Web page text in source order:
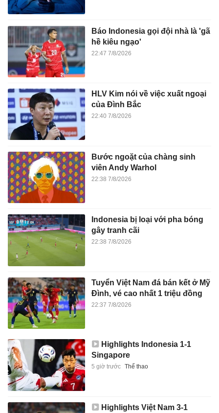
Báo Indonesia gọi đội nhà là 'gã
hề kiêu ngạo'
22:47 7/8/2026
HLV Kim nói về việc xuất ngoại
của Đình Bắc
22:40 7/8/2026
Bước ngoặt của chàng sinh
viên Andy Warhol
22:38 7/8/2026
Indonesia bị loại với pha bóng
gây tranh cãi
22:38 7/8/2026
Tuyển Việt Nam đá bán kết ở Mỹ
Đình, vé cao nhất 1 triệu đồng
22:37 7/8/2026
Highlights Indonesia 1-1
Singapore
5 giờ trước Thể thao
Highlights Việt Nam 3-1